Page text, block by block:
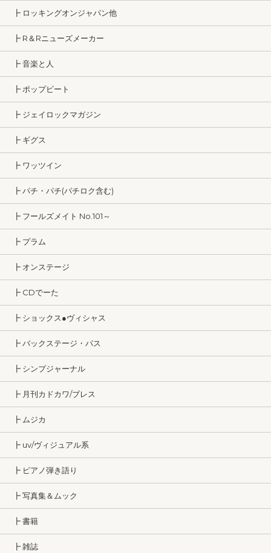
┣ ロッキングオンジャパン他
┣ R＆Rニューズメーカー
┣ 音楽と人
┣ ポップビート
┣ ジェイロックマガジン
┣ ギグス
┣ ワッツイン
┣ パチ・パチ(パチロク含む)
┣ フールズメイト No.101～
┣ プラム
┣ オンステージ
┣ CDでーた
┣ ショックス●ヴィシャス
┣ バックステージ・パス
┣ シンプジャーナル
┣ 月刊カドカワ/ブレス
┣ ムジカ
┣ uv/ヴィジュアル系
┣ ピアノ弾き語り
┣ 写真集＆ムック
┣ 書籍
┣ 雑誌